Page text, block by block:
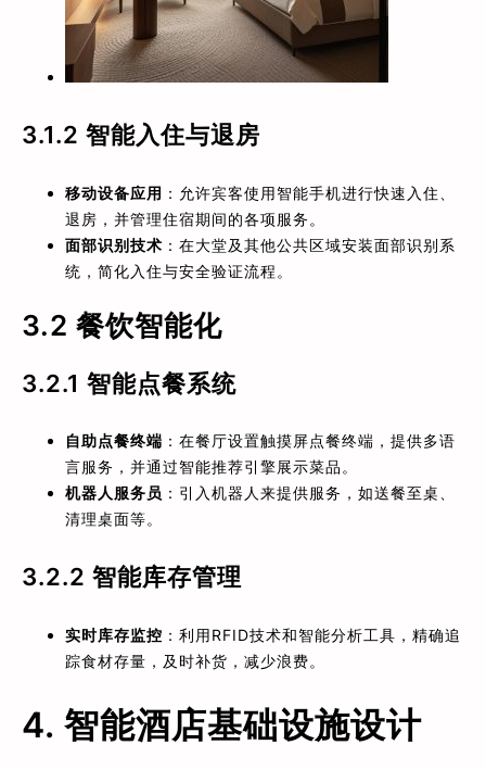
3.1.2 智能入住与退房
移动设备应用 ：允许宾客使用智能手机进行快速入住、
退房，并管理住宿期间的各项服务。
面部识别技术 ：在大堂及其他公共区域安装面部识别系
统，简化入住与安全验证流程。
3.2 餐饮智能化
3.2.1 智能点餐系统
自助点餐终端 ：在餐厅设置触摸屏点餐终端，提供多语
言服务，并通过智能推荐引擎展示菜品。
机器人服务员 ：引入机器人来提供服务，如送餐至桌、
清理桌面等。
3.2.2 智能库存管理
实时库存监控 ：利用RFID技术和智能分析工具，精确追
踪食材存量，及时补货，减少浪费。
4. 智能酒店基础设施设计